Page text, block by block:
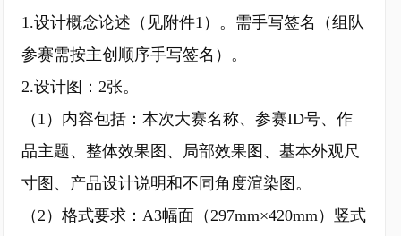
1.设计概念论述（见附件1）。需手写签名（组队
参赛需按主创顺序手写签名）。
2.设计图：2张。
（1）内容包括：本次大赛名称、参赛ID号、作
品主题、整体效果图、局部效果图、基本外观尺
寸图、产品设计说明和不同角度渲染图。
（2）格式要求：A3幅面（297mm×420mm）竖式